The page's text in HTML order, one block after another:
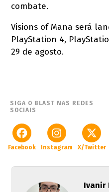
combate.
Visions of Mana será
PlayStation 4,
29 de agosto.
SIGA O BLAST NAS REDES
SOCIAIS
Facebook Instagram X/Twitter
Ivanir